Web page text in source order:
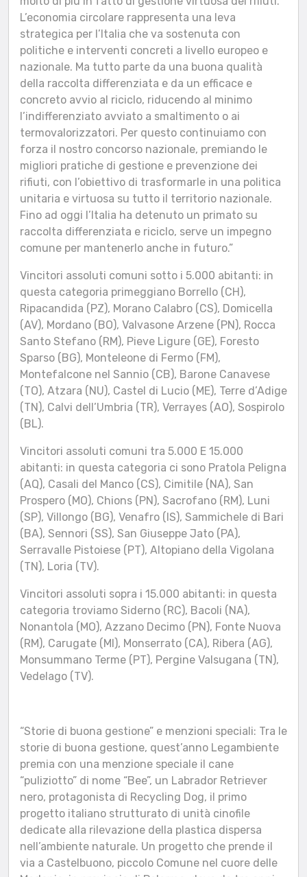
L’economia circolare rappresenta una leva
strategica per l’Italia che va sostenuta con
politiche e interventi concreti a livello europeo e
nazionale. Ma tutto parte da una buona qualità
della raccolta differenziata e da un efficace e
concreto avvio al riciclo, riducendo al minimo
l’indifferenziato avviato a smaltimento o ai
termovalorizzatori. Per questo continuiamo con
forza il nostro concorso nazionale, premiando le
migliori pratiche di gestione e prevenzione dei
rifiuti, con l’obiettivo di trasformarle in una politica
unitaria e virtuosa su tutto il territorio nazionale.
Fino ad oggi l’Italia ha detenuto un primato su
raccolta differenziata e riciclo, serve un impegno
comune per mantenerlo anche in futuro.”
Vincitori assoluti comuni sotto i 5.000 abitanti: in
questa categoria primeggiano Borrello (CH),
Ripacandida (PZ), Morano Calabro (CS), Domicella
(AV), Mordano (BO), Valvasone Arzene (PN), Rocca
Santo Stefano (RM), Pieve Ligure (GE), Foresto
Sparso (BG), Monteleone di Fermo (FM),
Montefalcone nel Sannio (CB), Barone Canavese
(TO), Atzara (NU), Castel di Lucio (ME), Terre d’Adige
(TN), Calvi dell’Umbria (TR), Verrayes (AO), Sospirolo
(BL).
Vincitori assoluti comuni tra 5.000 E 15.000
abitanti: in questa categoria ci sono Pratola Peligna
(AQ), Casali del Manco (CS), Cimitile (NA), San
Prospero (MO), Chions (PN), Sacrofano (RM), Luni
(SP), Villongo (BG), Venafro (IS), Sammichele di Bari
(BA), Sennori (SS), San Giuseppe Jato (PA),
Serravalle Pistoiese (PT), Altopiano della Vigolana
(TN), Loria (TV).
Vincitori assoluti sopra i 15.000 abitanti: in questa
categoria troviamo Siderno (RC), Bacoli (NA),
Nonantola (MO), Azzano Decimo (PN), Fonte Nuova
(RM), Carugate (MI), Monserrato (CA), Ribera (AG),
Monsummano Terme (PT), Pergine Valsugana (TN),
Vedelago (TV).
“Storie di buona gestione” e menzioni speciali: Tra le
storie di buona gestione, quest’anno Legambiente
premia con una menzione speciale il cane
“puliziotto” di nome “Bee”, un Labrador Retriever
nero, protagonista di Recycling Dog, il primo
progetto italiano strutturato di unità cinofile
dedicate alla rilevazione della plastica dispersa
nell’ambiente naturale. Un progetto che prende il
via a Castelbuono, piccolo Comune nel cuore delle